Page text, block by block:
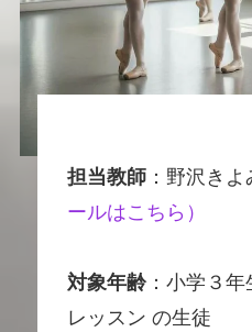
担当教師：野沢き
ールはこちら ）
対象年齢： 小学３年
レッスン の生徒